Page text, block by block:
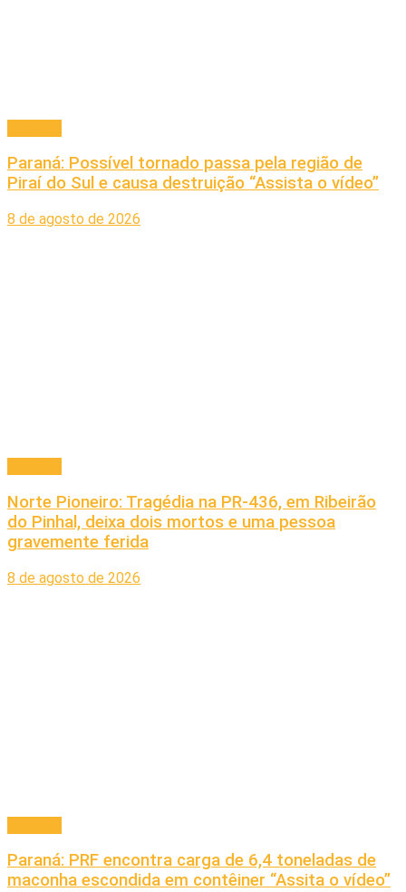
Paraná: Possível tornado passa pela região de
Piraí do Sul e causa destruição “Assista o vídeo”
8 de agosto de 2026
Norte Pioneiro: Tragédia na PR-436, em Ribeirão
do Pinhal, deixa dois mortos e uma pessoa
gravemente ferida
8 de agosto de 2026
Paraná: PRF encontra carga de 6,4 toneladas de
maconha escondida em contêiner “Assita o vídeo”